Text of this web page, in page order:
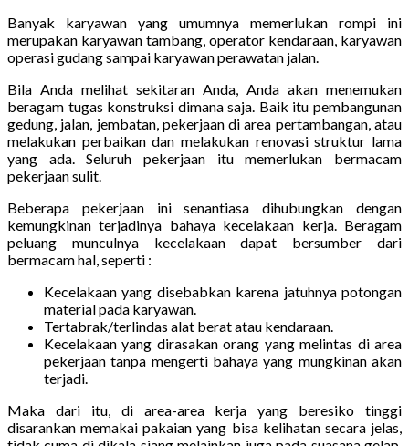
Banyak karyawan yang umumnya memerlukan rompi ini
merupakan karyawan tambang, operator kendaraan, karyawan
operasi gudang sampai karyawan perawatan jalan.
Bila Anda melihat sekitaran Anda, Anda akan menemukan
beragam tugas konstruksi dimana saja. Baik itu pembangunan
gedung, jalan, jembatan, pekerjaan di area pertambangan, atau
melakukan perbaikan dan melakukan renovasi struktur lama
yang ada. Seluruh pekerjaan itu memerlukan bermacam
pekerjaan sulit.
Beberapa pekerjaan ini senantiasa dihubungkan dengan
kemungkinan terjadinya bahaya kecelakaan kerja. Beragam
peluang munculnya kecelakaan dapat bersumber dari
bermacam hal, seperti :
Kecelakaan yang disebabkan karena jatuhnya potongan
material pada karyawan.
Tertabrak/terlindas alat berat atau kendaraan.
Kecelakaan yang dirasakan orang yang melintas di area
pekerjaan tanpa mengerti bahaya yang mungkinan akan
terjadi.
Maka dari itu, di area-area kerja yang beresiko tinggi
disarankan memakai pakaian yang bisa kelihatan secara jelas,